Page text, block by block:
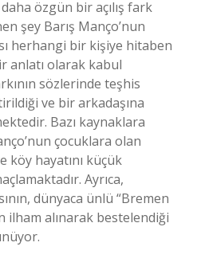
daha özgün bir açılış fark
şey Barış Manço’nun
herhangi bir kişiye hitaben
anlatı olarak kabul
sözlerinde teşhis
ve bir arkadaşına
Bazı kaynaklara
çocuklara olan
köy hayatını küçük
Ayrıca,
dünyaca ünlü “Bremen
ilham alınarak bestelendiği